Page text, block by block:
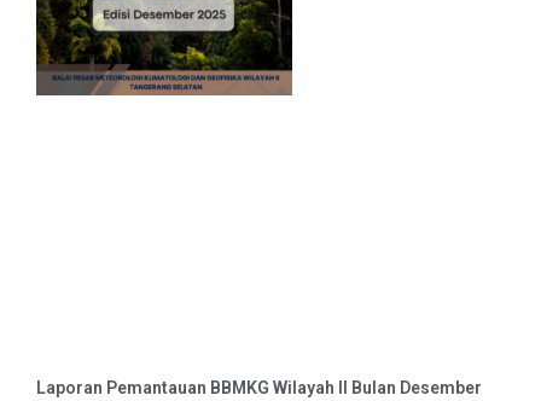
Laporan Pemantauan BBMKG Wilayah II Bulan Desember